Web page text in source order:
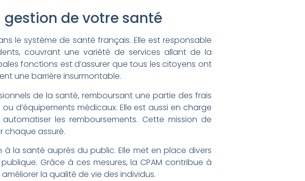
gestion de votre santé
le système de santé français. Elle est responsable
couvrant une variété de services allant de la
fonctions est d’assurer que tous les citoyens ont
une barrière insurmontable.
de la santé, remboursant une partie des frais
d’équipements médicaux. Elle est aussi en charge
les remboursements. Cette mission de
chaque assuré.
à la santé auprès du public. Elle met en place divers
Grâce à ces mesures, la CPAM contribue à
la qualité de vie des individus.